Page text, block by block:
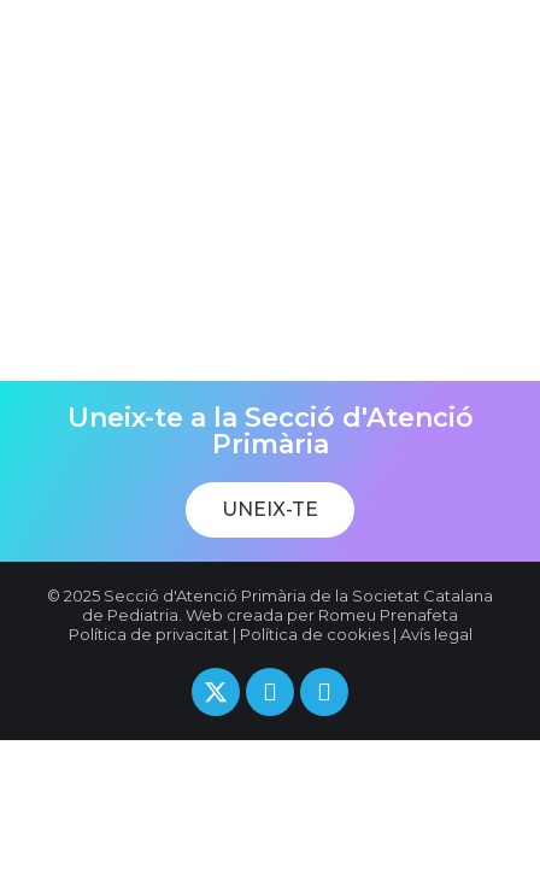
Uneix-te a la Secció d'Atenció
Primària
UNEIX-TE
© 2025 Secció d'Atenció Primària de la Societat Catalana
de Pediatria. Web creada per Romeu Prenafeta
Política de privacitat | Política de cookies| Avís legal